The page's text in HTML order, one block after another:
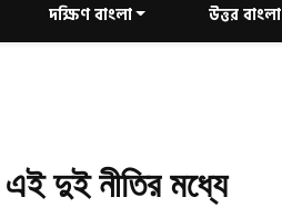
দক্ষিণ বাংলা উত্তর বাংলা
দুই নীতির মধ্যে